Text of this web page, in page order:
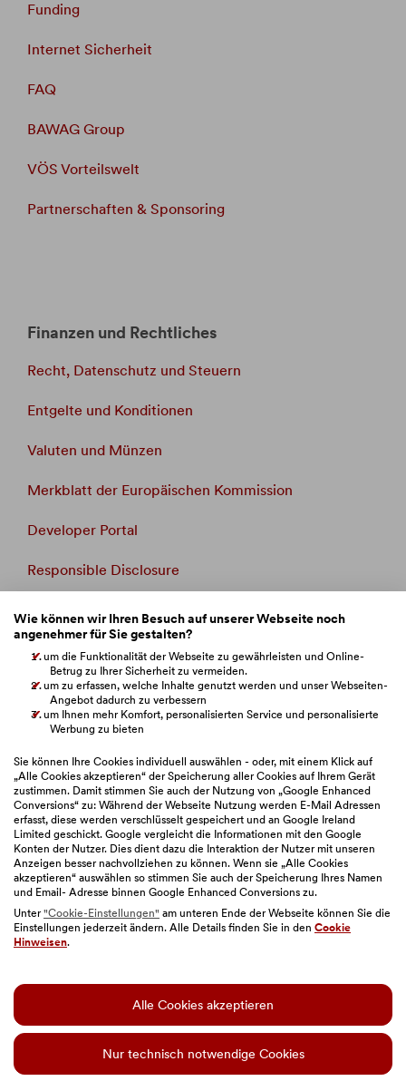
Funding
Internet Sicherheit
FAQ
BAWAG Group
VÖS Vorteilswelt
Partnerschaften & Sponsoring
Finanzen und Rechtliches
Recht, Datenschutz und Steuern
Entgelte und Konditionen
Valuten und Münzen
Merkblatt der Europäischen Kommission
Developer Portal
Responsible Disclosure
Whistleblowing
Beschwerdemanagement
Verbandsklage
BAWAG Webseiten
Bitte auswählen
Sitemap
|
Cookie-Einstellungen
© BAWAG
Diese Website enthält KI-generierte Bilder.
Wie können wir Ihren Besuch auf unserer Webseite noch
angenehmer für Sie gestalten?
um die Funktionalität der Webseite zu gewährleisten und Online-
Betrug zu Ihrer Sicherheit zu vermeiden.
um zu erfassen, welche Inhalte genutzt werden und unser Webseiten-
Angebot dadurch zu verbessern
um Ihnen mehr Komfort, personalisierten Service und personalisierte
Werbung zu bieten
Sie können Ihre Cookies individuell auswählen - oder, mit einem Klick auf
„Alle Cookies akzeptieren“ der Speicherung aller Cookies auf Ihrem Gerät
zustimmen. Damit stimmen Sie auch der Nutzung von „Google Enhanced
Conversions“ zu: Während der Webseite Nutzung werden E-Mail Adressen
erfasst, diese werden verschlüsselt gespeichert und an Google Ireland
Limited geschickt. Google vergleicht die Informationen mit den Google
Konten der Nutzer. Dies dient dazu die Interaktion der Nutzer mit unseren
Anzeigen besser nachvollziehen zu können. Wenn sie „Alle Cookies
akzeptieren“ auswählen so stimmen Sie auch der Speicherung Ihres Namen
und Email- Adresse binnen Google Enhanced Conversions zu.
Unter"Cookie-Einstellungen" am unteren Ende der Webseite können Sie die
Einstellungen jederzeit ändern. Alle Details finden Sie in den Cookie
Hinweisen.
Alle Cookies akzeptieren
Nur technisch notwendige Cookies